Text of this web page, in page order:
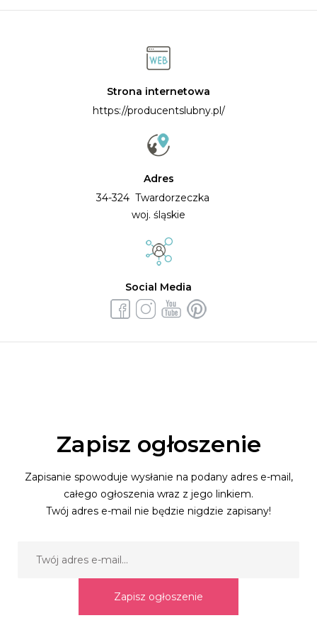
ostatecznej, gotowych do wydruku i obróbki. Dzięki
wyjątkowej funkcjonalności personalizatora, który daje
nam możliwości wklejania całych list oraz szybkiego
proces manualnej personalizacji i oszczędzacie mnóstwo
cennego czasu, ale i zyskujecie na Waszym budżecie!
Cena produktów pozostaje ta sama bez względu na to,
imion gości, czy może od razu w pełni personalizujecie
Strona internetowa
https://producentslubny.pl/
Adres
34-324 Twardorzeczka
woj. śląskie
Social Media
Zapisz ogłoszenie
Zapisanie spowoduje wysłanie na podany adres e-mail,
całego ogłoszenia wraz z jego linkiem.
Twój adres e-mail nie będzie nigdzie zapisany!
Zapisz ogłoszenie